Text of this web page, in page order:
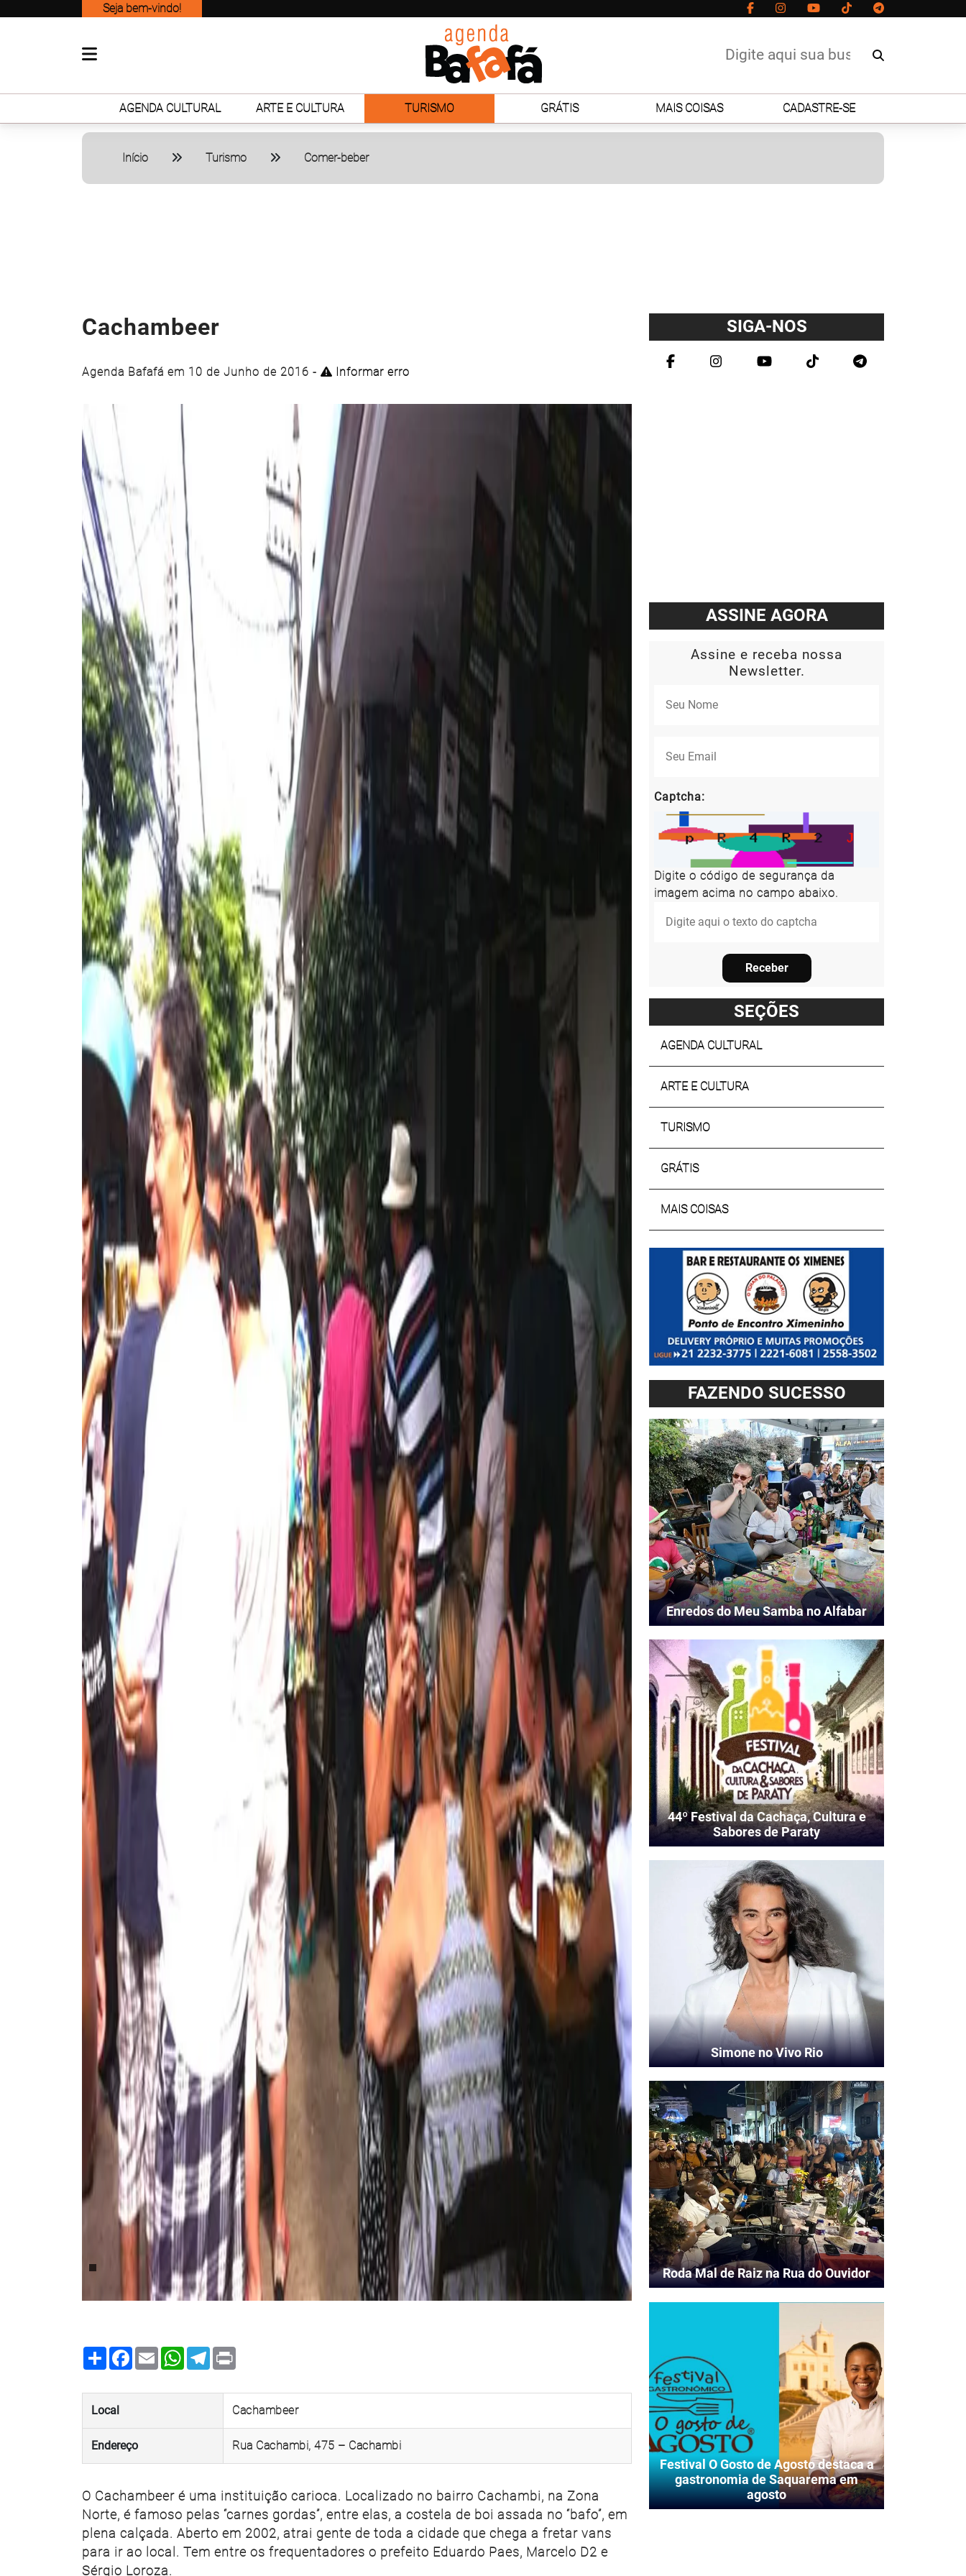
Seja bem-vindo!
AGENDA CULTURAL ARTE E CULTURA TURISMO GRÁTIS MAIS COISAS CADASTRE-SE
Início Turismo Comer-beber
Cachambeer
Agenda Bafafá em 10 de Junho de 2016 - Informar erro
Share Facebook
Email WhatsApp
Telegram
Local Cachambeer
Endereço Rua Cachambi, 475 – Cachambi
O Cachambeer é uma instituição carioca. Localizado no bairro Cachambi, na Zona
Norte, é famoso pelas “carnes gordas”, entre elas, a costela de boi assada no “bafo”, em
plena calçada. Aberto em 2002, atrai gente de toda a cidade que chega a fretar vans
para ir ao local. Tem entre os frequentadores o prefeito Eduardo Paes, Marcelo D2 e
Sérgio Loroza.
SIGA-NOS
ASSINE AGORA
Assine e receba nossa
Newsletter.
Captcha:
Digite o código de segurança da
imagem acima no campo abaixo.
Receber
SEÇÕES
AGENDA CULTURAL
ARTE E CULTURA
TURISMO
GRÁTIS
MAIS COISAS
FAZENDO SUCESSO
Enredos do Meu Samba no Alfabar
44º Festival da Cachaça, Cultura e
Sabores de Paraty
Simone no Vivo Rio
Roda Mal de Raiz na Rua do Ouvidor
Festival O Gosto de Agosto destaca a
gastronomia de Saquarema em
agosto